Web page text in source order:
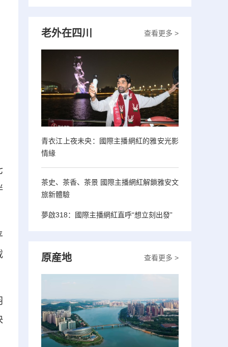
查看更多 >
老外在四川
青衣江上夜未央：國際主播網紅的雅安光影
情緣
茶史、茶香、茶景 國際主播網紅解鎖雅安文
旅新體驗
夢啟318：國際主播網紅直呼“想立刻出發”
查看更多 >
原産地